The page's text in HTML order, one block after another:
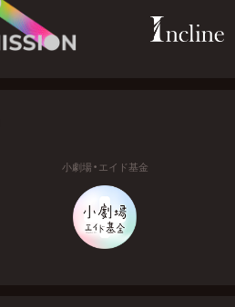
小劇場・エイド基金